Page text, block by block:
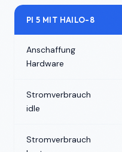
PI 5 MIT HAILO-8
Anschaffung
Hardware
Stromverbrauch
idle
Stromverbrauch